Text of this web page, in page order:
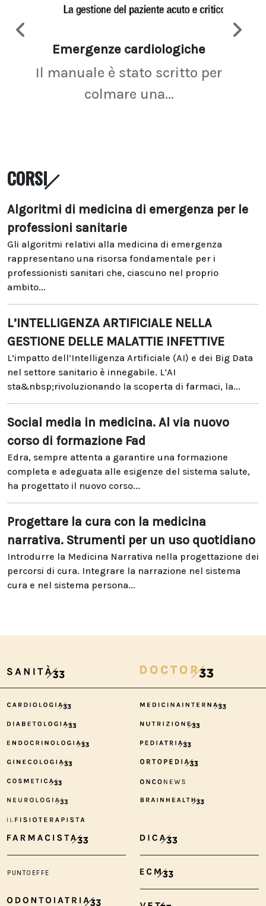
Emergenze cardiologiche
Il manuale è stato scritto per
colmare una...
CORSI
Algoritmi di medicina di emergenza per le
professioni sanitarie
Gli algoritmi relativi alla medicina di emergenza
rappresentano una risorsa fondamentale per i
professionisti sanitari che, ciascuno nel proprio
ambito...
L’INTELLIGENZA ARTIFICIALE NELLA
GESTIONE DELLE MALATTIE INFETTIVE
L’impatto dell’Intelligenza Artificiale (AI) e dei Big Data
nel settore sanitario è innegabile. L’AI
sta&nbsp;rivoluzionando la scoperta di farmaci, la...
Social media in medicina. Al via nuovo
corso di formazione Fad
Edra, sempre attenta a garantire una formazione
completa e adeguata alle esigenze del sistema salute,
ha progettato il nuovo corso...
Progettare la cura con la medicina
narrativa. Strumenti per un uso quotidiano
Introdurre la Medicina Narrativa nella progettazione dei
percorsi di cura. Integrare la narrazione nel sistema
cura e nel sistema persona...